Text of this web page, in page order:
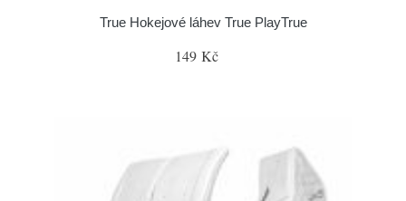
True Hokejové láhev True PlayTrue
149 Kč